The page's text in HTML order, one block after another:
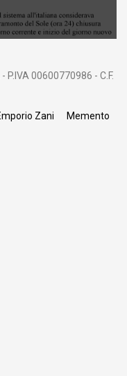
P.IVA 00600770986 - C.F.
Zani
Memento